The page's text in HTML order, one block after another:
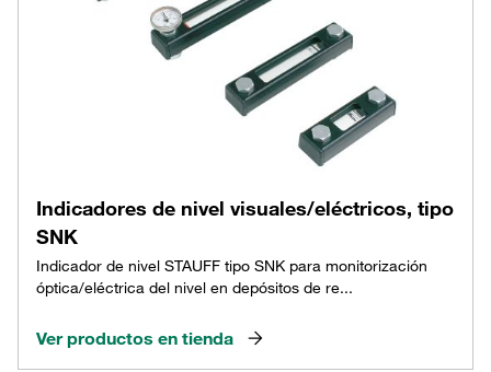
Indicadores de nivel visuales/eléctricos, tipo
SNK
Indicador de nivel STAUFF tipo SNK para monitorización
óptica/eléctrica del nivel en depósitos de re...
Ver productos en tienda